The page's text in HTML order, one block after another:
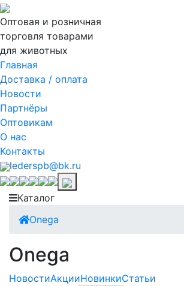
Оптовая и розничная
торговля товарами
для животных
Главная
Доставка / оплата
Новости
Партнёры
Оптовикам
О нас
Контакты
lederspb@bk.ru
Каталог
Onega
Onega
НовостиАкцииНовинкиСтатьи